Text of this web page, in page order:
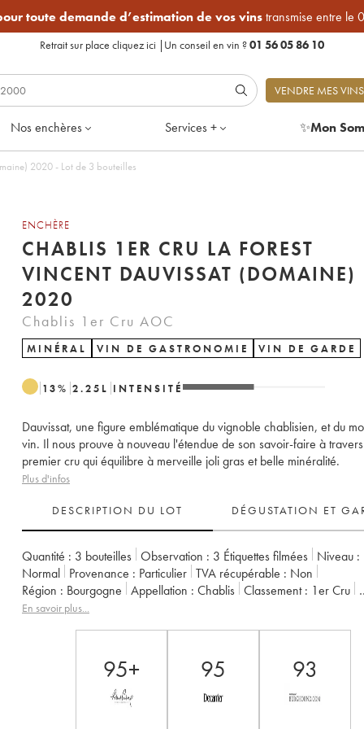
toute demande d’estimation de vos vinstransmise entre le
Retrait sur place cliquez ici | Un conseil en vin ?01 56 05 86 10
VENDRE MES VINS
Nos enchères Services + ✨Mon
Chablis 1er Cru La Forest Vincent Dauvissat (Domaine) 2020 - Lot de 3 bouteilles
ENCHÈRE
CHABLIS 1ER CRU LA FOREST
VINCENT DAUVISSAT (DOMAINE)
2020
Chablis 1er Cru AOC
MINÉRAL VIN DE GASTRONOMIE VIN DE GARDE
13% 2.25 L INTENSITÉ
Dauvissat, une figure emblématique du vignoble chablisien, et du
vin. Il nous prouve à nouveau l'étendue de son savoir-faire à
premier cru qui équilibre à merveille joli gras et belle minéralité.
Plus d'infos
DESCRIPTION DU LOT DÉGUSTATION ET
Quantité : 3 bouteilles Observation : 3 Étiquettes filmées Niveau :
Normal
Provenance : particulier TVA récupérable :
non
Région :
Bourgogne Appellation : Chablis Classement :
1er Cru
Propriétaire :
En savoir plus...
95+ 95 93